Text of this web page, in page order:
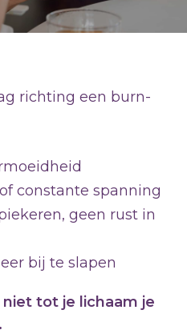
richting een burn-
constante spanning
geen rust in
bij te slapen
tot je lichaam je